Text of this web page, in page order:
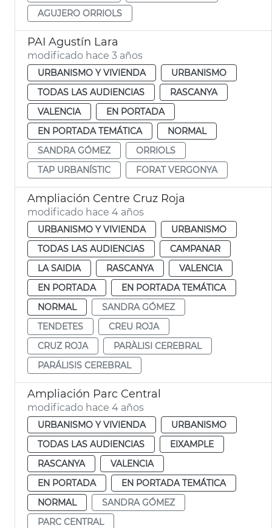
AGUJERO ORRIOLS
PAI Agustín Lara
modificado hace 3 años
URBANISMO Y VIVIENDA
URBANISMO
TODAS LAS AUDIENCIAS
RASCANYA
VALENCIA
EN PORTADA
EN PORTADA TEMÁTICA
NORMAL
SANDRA GÓMEZ
ORRIOLS
TAP URBANÍSTIC
FORAT VERGONYA
Ampliación Centre Cruz Roja
modificado hace 4 años
URBANISMO Y VIVIENDA
URBANISMO
TODAS LAS AUDIENCIAS
CAMPANAR
LA SAIDIA
RASCANYA
VALENCIA
EN PORTADA
EN PORTADA TEMÁTICA
NORMAL
SANDRA GÓMEZ
TENDETES
CREU ROJA
CRUZ ROJA
PARÀLISI CEREBRAL
PARÁLISIS CEREBRAL
Ampliación Parc Central
modificado hace 4 años
URBANISMO Y VIVIENDA
URBANISMO
TODAS LAS AUDIENCIAS
EIXAMPLE
RASCANYA
VALENCIA
EN PORTADA
EN PORTADA TEMÁTICA
NORMAL
SANDRA GÓMEZ
PARC CENTRAL